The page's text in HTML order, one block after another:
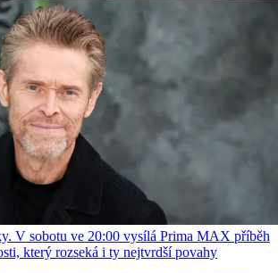
V sobotu ve 20:00 vysílá Prima MAX příběh
který rozseká i ty nejtvrdší povahy